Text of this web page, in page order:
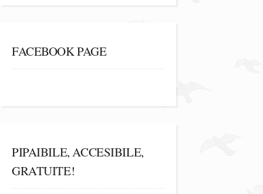
FACEBOOK PAGE
PIPAIBILE, ACCESIBILE,
GRATUITE!